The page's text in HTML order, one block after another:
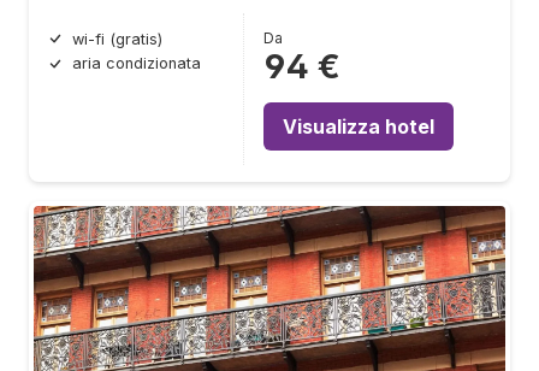
wi-fi (gratis)
aria condizionata
Da
94 €
Visualizza hotel